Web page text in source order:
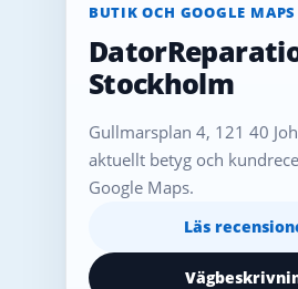
BUTIK OCH GOOGLE MAPS
Stockholm
Gullmarsplan 4, 121 40
aktuellt betyg och
Google Maps.
Läs